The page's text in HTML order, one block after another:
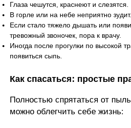
Глаза чешутся, краснеют и слезятся.
В горле или на небе неприятно зудит.
Если стало тяжело дышать или
тревожный звоночек, пора к врачу.
Иногда после прогулки по высокой
появиться сыпь.
Как спасаться: простые
Полностью спрятаться от
можно облегчить себе жизнь: